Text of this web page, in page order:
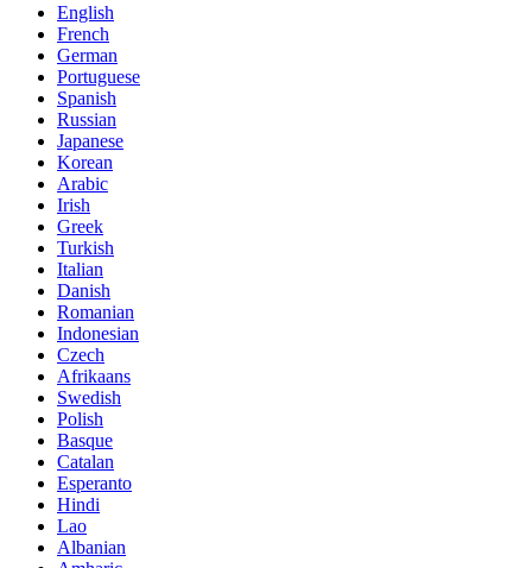
English
French
German
Portuguese
Spanish
Russian
Japanese
Korean
Arabic
Irish
Greek
Turkish
Italian
Danish
Romanian
Indonesian
Czech
Afrikaans
Swedish
Polish
Basque
Catalan
Esperanto
Hindi
Lao
Albanian